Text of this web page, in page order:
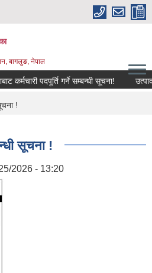
बागलुङ, नेपाल
पदपूर्ति गर्ने सम्बन्धी सूचना!
!
सूचना !
2026 - 13:20